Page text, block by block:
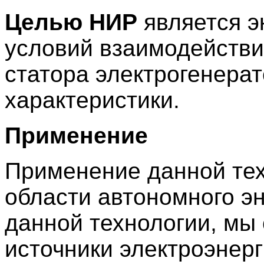
Целью НИР является
условий
статора
характеристики.
Применение
Применение данной
области автономного
данной технологии,
источники